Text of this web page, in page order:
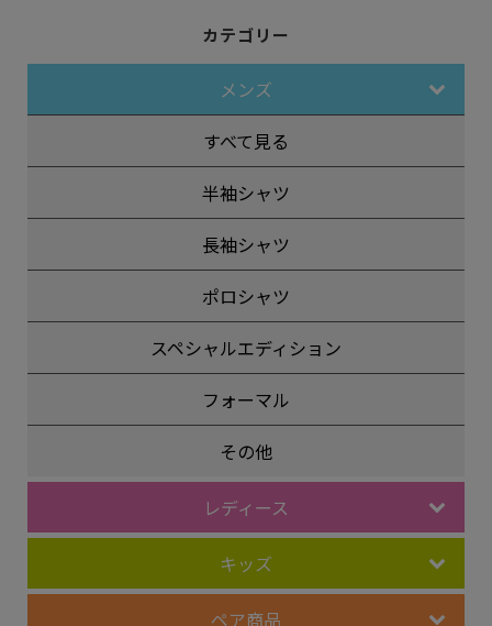
カテゴリー
メンズ
すべて見る
半袖シャツ
長袖シャツ
ポロシャツ
スペシャルエディション
フォーマル
その他
レディース
キッズ
ペア商品